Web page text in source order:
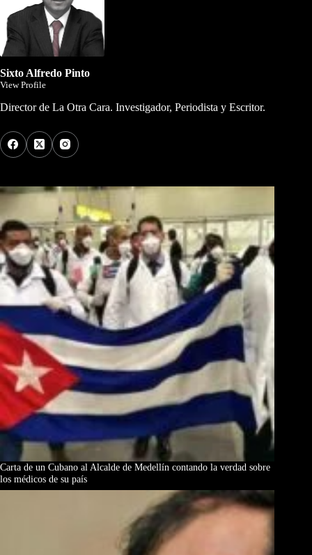
Sixto Alfredo Pinto
View Profile
Director de La Otra Cara. Investigador, Periodista y Escritor.
Carta de un Cubano al Alcalde de Medellín contando la verdad sobre
los médicos de su país